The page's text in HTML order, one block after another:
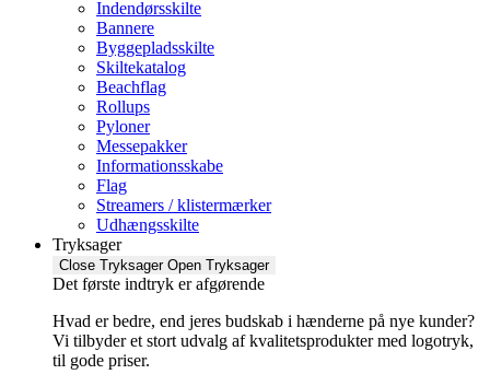
Indendørsskilte
Bannere
Byggepladsskilte
Skiltekatalog
Beachflag
Rollups
Pyloner
Messepakker
Informationsskabe
Flag
Streamers / klistermærker
Udhængsskilte
Tryksager
Close Tryksager Open Tryksager
Det første indtryk er afgørende
Hvad er bedre, end jeres budskab i hænderne på nye kunder?
Vi tilbyder et stort udvalg af kvalitetsprodukter med logotryk,
til gode priser.